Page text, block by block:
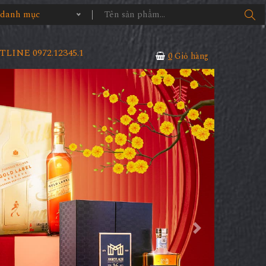
mục
0972.12345.1 0Giỏ hàng
HÀNG
Next